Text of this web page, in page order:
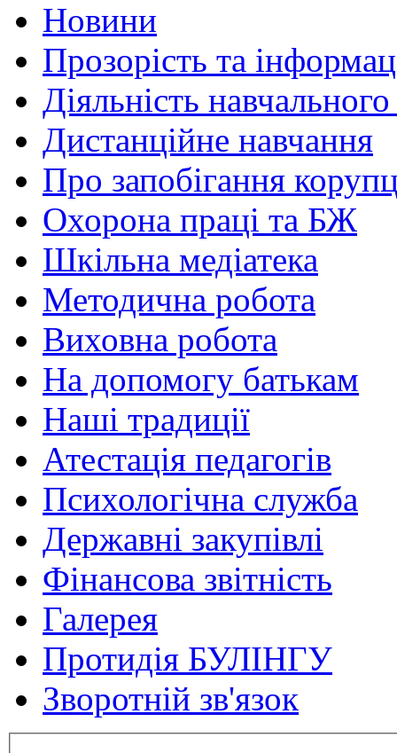
Новини
Прозорість та
Діяльність
Дистанційне навчання
Про запобігання
Охорона праці та БЖ
Шкільна медіатека
Методична робота
Виховна робота
На допомогу батькам
Наші традиції
Атестація педагогів
Психологічна служба
Державні закупівлі
Фінансова звітність
Галерея
Протидія БУЛІНГУ
Зворотній зв'язок